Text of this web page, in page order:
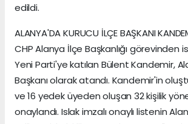
edildi.
ALANYA'DA KURUCU İLÇE BAŞKANI
CHP Alanya İlçe Başkanlığı görevinden
Yeni Parti'ye katılan Bülent Kandemir,
Başkanı olarak atandı. Kandemir'in
ve 16 yedek üyeden oluşan 32 kişilik
onaylandı. Islak imzalı onaylı listenin